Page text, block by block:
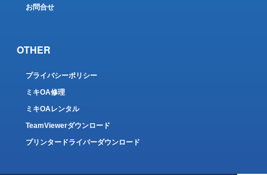
お問合せ
OTHER
プライバシーポリシー
ミキOA修理
ミキOAレンタル
TeamViewerダウンロード
プリンタードライバーダウンロード